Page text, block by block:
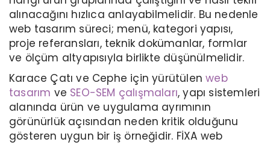
alınacağını hızlıca anlayabilmelidir. Bu nedenle
web tasarım süreci; menü, kategori yapısı,
proje referansları, teknik dokümanlar, formlar
ve ölçüm altyapısıyla birlikte düşünülmelidir.
Karace Çatı ve Cephe için yürütülen web
tasarım ve SEO-SEM çalışmaları, yapı sistemleri
alanında ürün ve uygulama ayrımının
görünürlük açısından neden kritik olduğunu
gösteren uygun bir iş örneğidir. FİXA web